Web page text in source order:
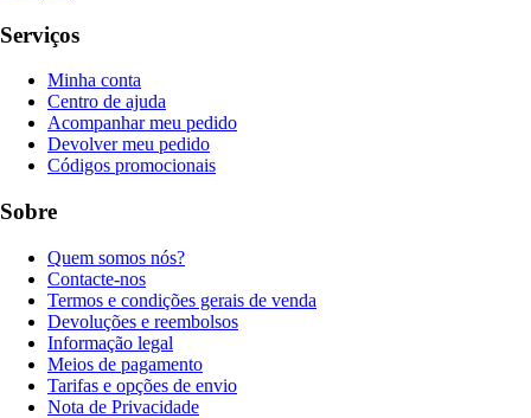
Serviços
Minha conta
Centro de ajuda
Acompanhar meu pedido
Devolver meu pedido
Códigos promocionais
Sobre
Quem somos nós?
Contacte-nos
Termos e condições gerais de venda
Devoluções e reembolsos
Informação legal
Meios de pagamento
Tarifas e opções de envio
Nota de Privacidade